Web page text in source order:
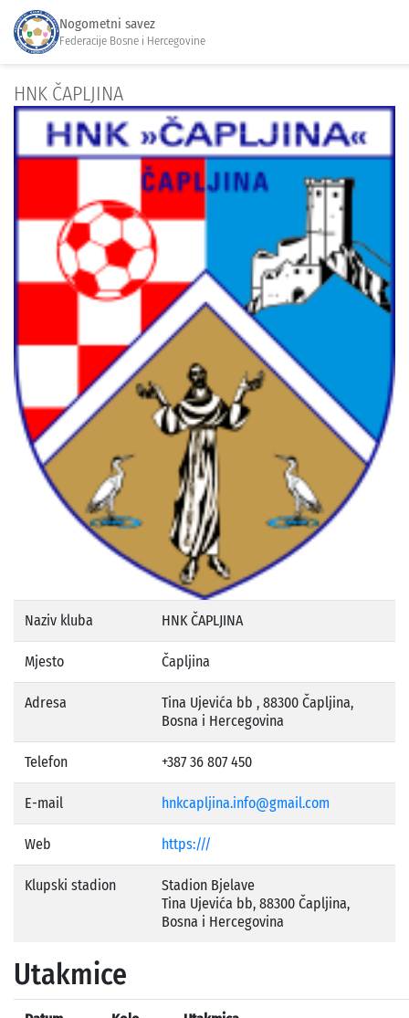
Nogometni savez
Federacije Bosne i Hercegovine
HNK ČAPLJINA
Naziv kluba HNK ČAPLJINA
Mjesto Čapljina
Adresa
Tina Ujevića bb , 88300 Čapljina,
Bosna i Hercegovina
Telefon +387 36 807 450
E-mail hnkcapljina.info@gmail.com
Web https:///
Klupski stadion
Stadion Bjelave
Tina Ujevića bb, 88300 Čapljina,
Bosna i Hercegovina
Utakmice